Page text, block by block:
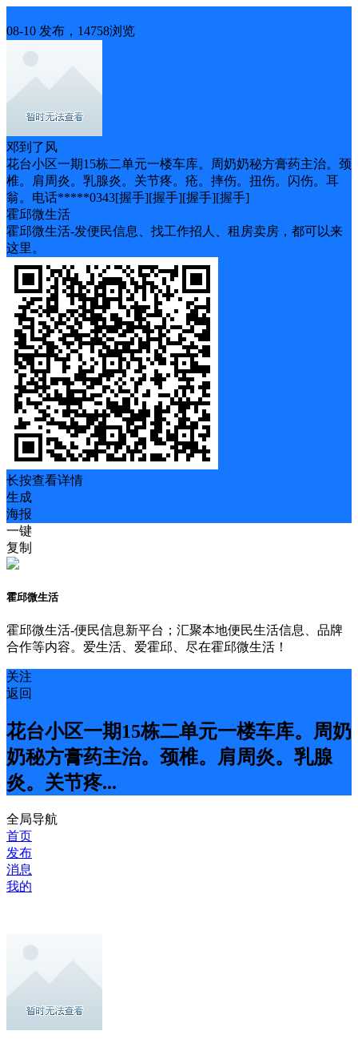
08-10 发布，14758浏览
邓到了风
花台小区一期15栋二单元一楼车库。周奶奶秘方膏药主治。颈
椎。肩周炎。乳腺炎。关节疼。疮。摔伤。扭伤。闪伤。耳
翁。电话*****0343[握手][握手][握手][握手]
霍邱微生活
霍邱微生活-发便民信息、找工作招人、租房卖房，都可以来
这里。
长按查看详情
生成
海报
一键
复制
霍邱微生活
霍邱微生活-便民信息新平台；汇聚本地便民生活信息、品牌
合作等内容。爱生活、爱霍邱、尽在霍邱微生活！
关注
返回
花台小区一期15栋二单元一楼车库。周奶
奶秘方膏药主治。颈椎。肩周炎。乳腺
炎。关节疼...
全局导航
首页
发布
消息
我的